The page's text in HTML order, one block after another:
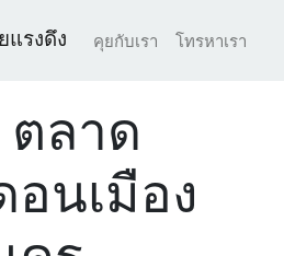
รงดึง คุยกับเรา โทรหาเรา
ลาด
อนเมือง